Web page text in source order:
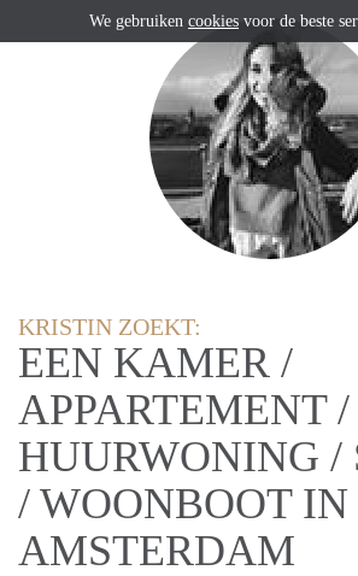
KRISTIN ZOEKT:
EEN KAMER /
APPARTEMENT /
HUURWONING /
/ WOONBOOT IN
AMSTERDAM
We gebruiken cookies voor de beste